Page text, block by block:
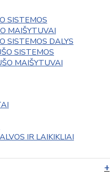
SISTEMOS
MAIŠYTUVAI
SISTEMOS DALYS
SISTEMOS
MAIŠYTUVAI
IR LAIKIKLIAI